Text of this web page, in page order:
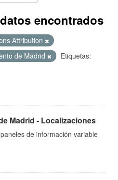
encontrados
Attribution
de Madrid
Etiquetas:
Madrid - Localizaciones
de información variable